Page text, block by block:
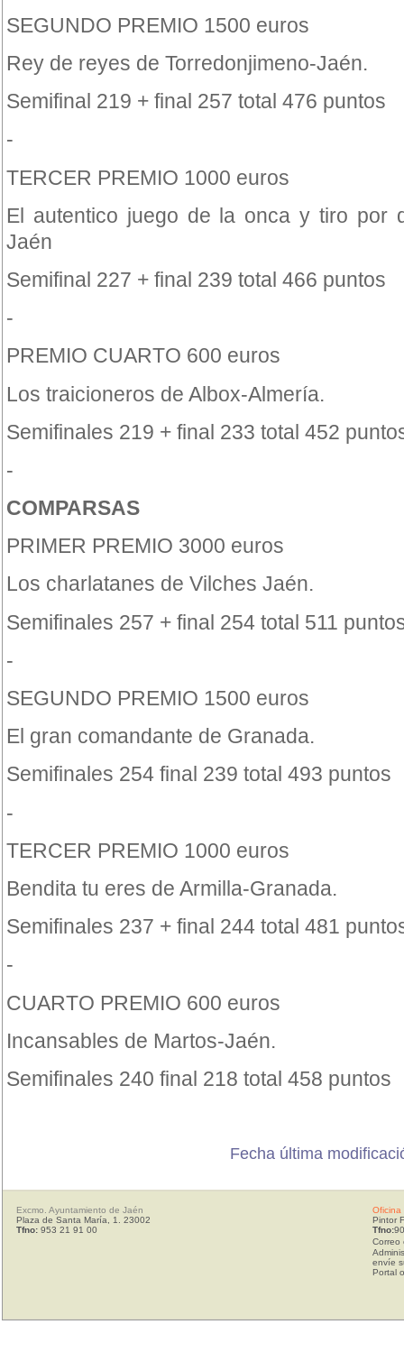
SEGUNDO PREMIO 1500 euros
Rey de reyes de Torredonjimeno-Jaén.
Semifinal 219 + final 257 total 476 puntos
-
TERCER PREMIO 1000 euros
El autentico juego de la onca y tiro por
Jaén
Semifinal 227 + final 239 total 466 puntos
-
PREMIO CUARTO 600 euros
Los traicioneros de Albox-Almería.
Semifinales 219 + final 233 total 452
-
COMPARSAS
PRIMER PREMIO 3000 euros
Los charlatanes de Vilches Jaén.
Semifinales 257 + final 254 total 511
-
SEGUNDO PREMIO 1500 euros
El gran comandante de Granada.
Semifinales 254 final 239 total 493 puntos
-
TERCER PREMIO 1000 euros
Bendita tu eres de Armilla-Granada.
Semifinales 237 + final 244 total 481
-
CUARTO PREMIO 600 euros
Incansables de Martos-Jaén.
Semifinales 240 final 218 total 458 puntos
Fecha última
Excmo. Ayuntamiento de Jaén
Plaza de Santa María, 1. 23002
Tfno: 953 21 91 00
Oficina
Pintor
Tfno:
Correo
envíe
Portal